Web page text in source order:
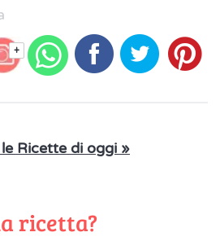
+
Ricette di oggi »
ricetta?